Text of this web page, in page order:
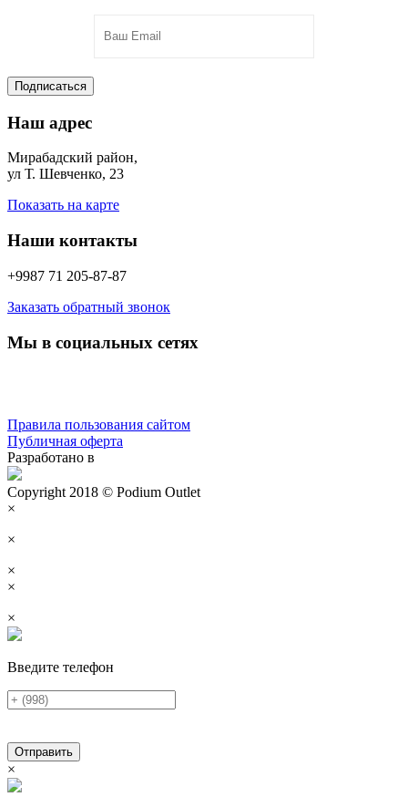
Подписаться
Наш адрес
Мирабадский район,
ул Т. Шевченко, 23
Показать на карте
Наши контакты
+9987 71 205-87-87
Заказать обратный звонок
Мы в социальных сетях
Правила пользования сайтом
Публичная оферта
Разработано в
Copyright 2018 © Podium Outlet
×
×
×
×
×
Введите телефон
Отправить
×